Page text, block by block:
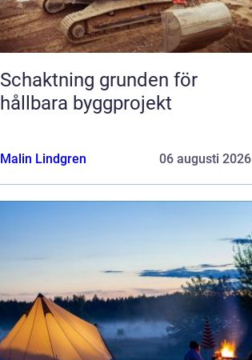
Schaktning grunden för
hållbara byggprojekt
Malin Lindgren 06 augusti 2026